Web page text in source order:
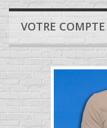
VOTRE COMPTE